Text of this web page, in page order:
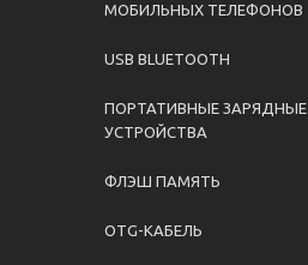
МОБИЛЬНЫХ ТЕЛЕФОНОВ
USB BLUETOOTH
ПОРТАТИВНЫЕ ЗАРЯДНЫЕ
УСТРОЙСТВА
ФЛЭШ ПАМЯТЬ
OTG-КАБЕЛЬ